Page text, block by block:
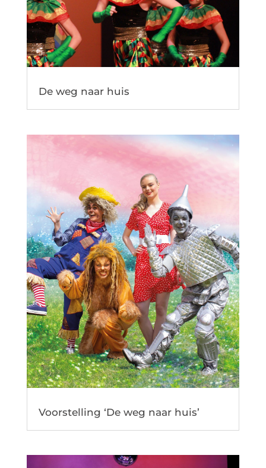
De weg naar huis
Voorstelling ‘De weg naar huis’